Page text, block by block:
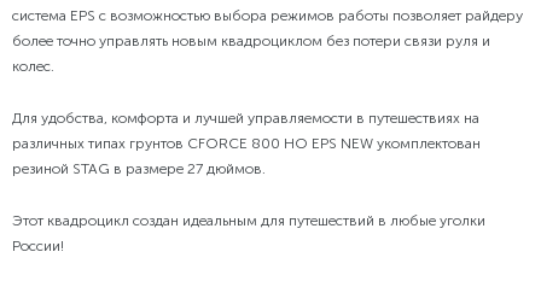
система EPS с возможностью выбора режимов работы позволяет райдеру
более точно управлять новым квадроциклом без потери связи руля и
колес.
Для удобства, комфорта и лучшей управляемости в путешествиях на
различных типах грунтов CFORCE 800 HO EPS NEW укомплектован
резиной STAG в размере 27 дюймов.
Этот квадроцикл создан идеальным для путешествий в любые уголки
России!